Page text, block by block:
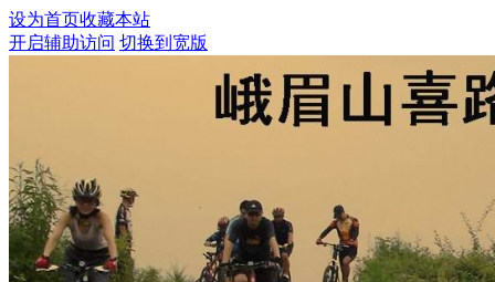
设为首页收藏本站
开启辅助访问 切换到宽版